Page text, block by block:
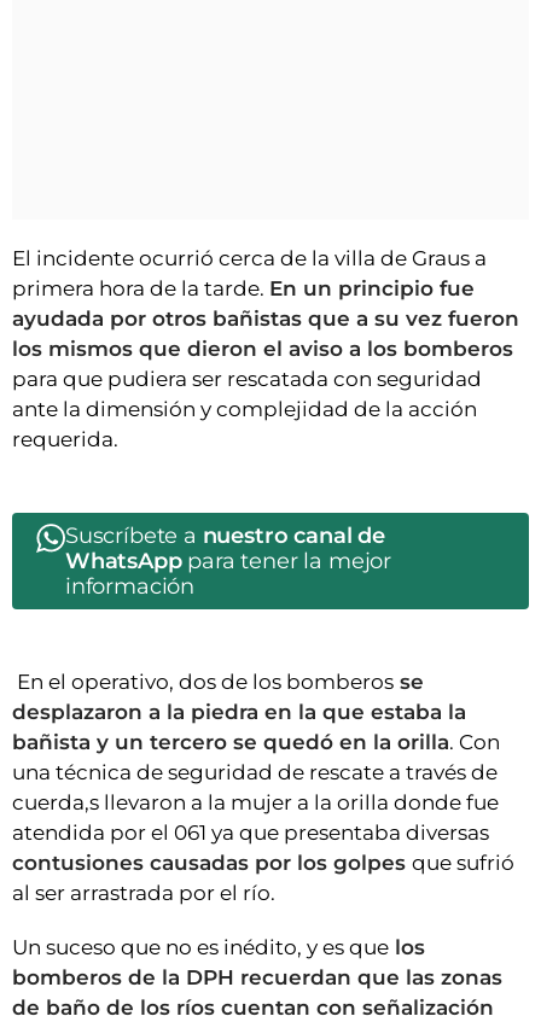
El incidente ocurrió cerca de la villa de Graus a
primera hora de la tarde. En un principio fue
ayudada por otros bañistas que a su vez fueron
los mismos que dieron el aviso a los bomberos
para que pudiera ser rescatada con seguridad
ante la dimensión y complejidad de la acción
requerida.
Suscríbete a nuestro canal de
WhatsApppara tener la mejor
información
En el operativo, dos de los bomberos se
desplazaron a la piedra en la que estaba la
bañista y un tercero se quedó en la orilla. Con
una técnica de seguridad de rescate a través de
cuerda,s llevaron a la mujer a la orilla donde fue
atendida por el 061 ya que presentaba diversas
contusiones causadas por los golpes que sufrió
al ser arrastrada por el río.
Un suceso que no es inédito, y es que los
bomberos de la DPH recuerdan que las zonas
de baño de los ríos cuentan con señalización